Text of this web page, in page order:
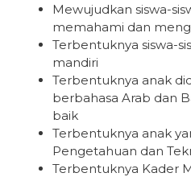
Mewujudkan siswa-
memahami dan
Terbentuknya siswa-
mandiri
Terbentuknya anak
berbahasa Arab dan
baik
Terbentuknya anak
Pengetahuan dan
Terbentuknya Kader